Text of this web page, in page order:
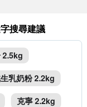
搜尋建議
2.5kg
乳奶粉 2.2kg
克寧 2.2kg